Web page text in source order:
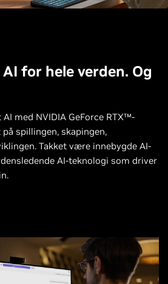
for hele verden. Og
med NVIDIA GeForce RTX™-
spillingen, skapingen,
Takket være innebygde AI-
AI-teknologi som driver